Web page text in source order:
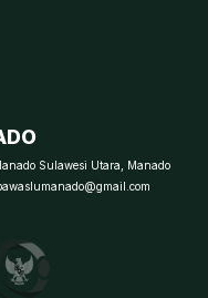
Sulawesi Utara, Manado